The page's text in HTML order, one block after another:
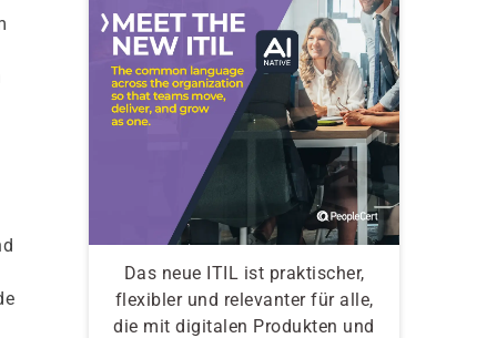
Das neue ITIL ist praktischer,
flexibler und relevanter für alle,
die mit digitalen Produkten und